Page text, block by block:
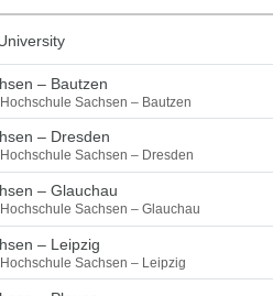
– Bautzen
Sachsen – Bautzen
– Dresden
Sachsen – Dresden
– Glauchau
Sachsen – Glauchau
– Leipzig
Sachsen – Leipzig